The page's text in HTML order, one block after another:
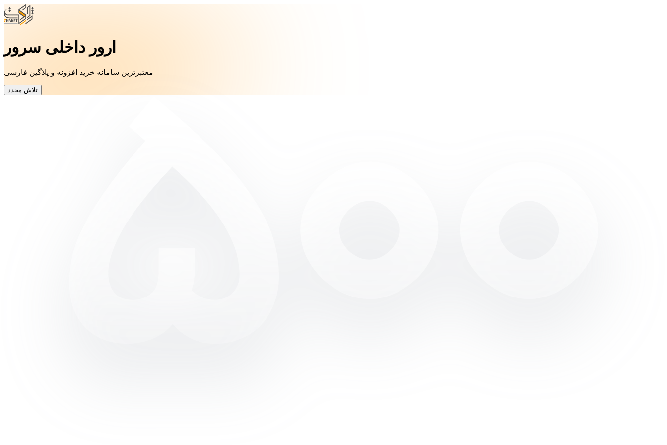
ارور داخلی سرور
معتبرترین سامانه خرید افزونه و پلاگین فارسی
تلاش مجدد